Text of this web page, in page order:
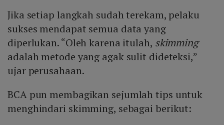
Jika setiap langkah sudah terekam, pelaku
sukses mendapat semua data yang
diperlukan. “Oleh karena itulah, skimming
adalah metode yang agak sulit dideteksi,”
ujar perusahaan.
BCA pun membagikan sejumlah tips untuk
menghindari skimming, sebagai berikut: